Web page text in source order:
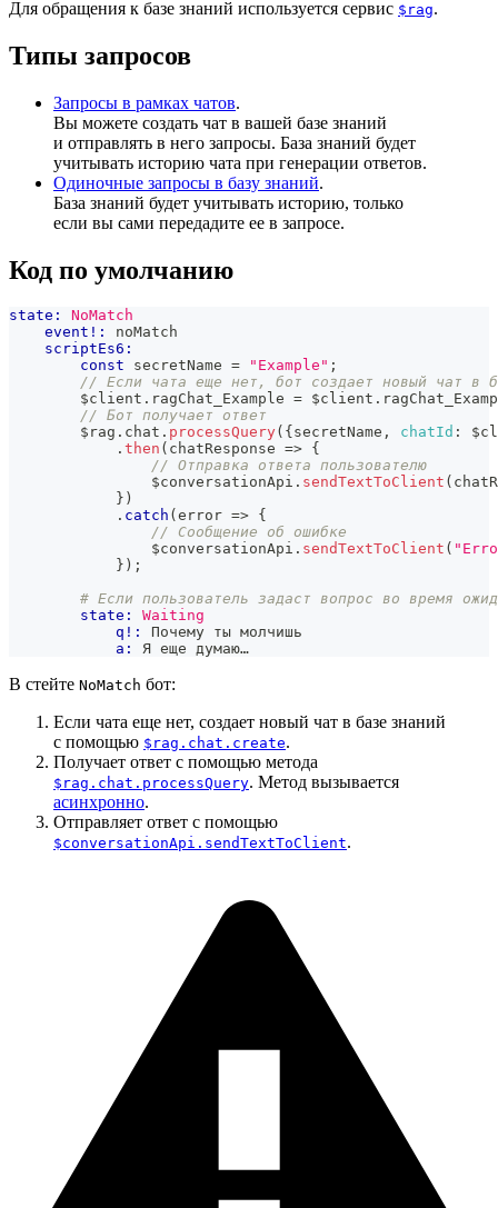
Для обращения к базе знаний используется сервис $rag.
Типы запросов
Запросы в рамках чатов.
Вы можете создать чат в вашей базе знаний
и отправлять в него запросы. База знаний будет
учитывать историю чата при генерации ответов.
Одиночные запросы в базу знаний.
База знаний будет учитывать историю, только
если вы сами передадите ее в запросе.
Код по умолчанию
state:
NoMatch
event!:
noMatch
scriptEs6:
const secretName = "Example" ;
// Если чата еще нет, бот создает новый чат в
        $client
. ragChat_Example = $client .
// Бот получает ответ
        $rag
. chat . processQuery( { secretName , chatId :
. then ( chatResponse => {
// Отправка ответа пользователю
                $conversationApi
. sendTextToClient (
} )
. catch ( error => {
// Сообщение об ошибке
                $conversationApi
. sendTextToClient (
} ) ;
# Если пользователь задаст вопрос во время
state:
Waiting
q!:
Почему ты молчишь
a:
Я еще думаю…
В стейте NoMatch бот:
Если чата еще нет, создает новый чат в базе знаний
с помощью $rag.chat.create.
Получает ответ с помощью метода
$rag.chat.processQuery. Метод вызывается
асинхронно.
Отправляет ответ с помощью
$conversationApi.sendTextToClient.